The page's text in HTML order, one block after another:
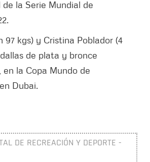
la Serie Mundial de
97 kgs) y Cristina Poblador (4
de plata y bronce
la Copa Mundo de
Dubai.
DE RECREACIÓN Y DEPORTE -